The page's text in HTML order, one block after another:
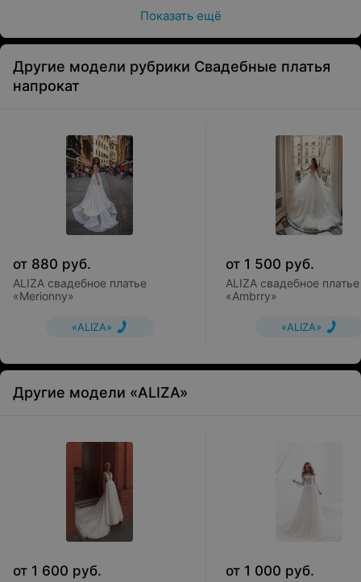
Показать ещё
Другие модели рубрики Свадебные платья
напрокат
от 880 руб.
ALIZA свадебное платье
«Merionny»
«ALIZA»
от 1 500 руб.
ALIZA свадебное платье
«Ambrry»
«ALIZA»
Другие модели «ALIZA»
от 1 600 руб. от 1 000 руб.